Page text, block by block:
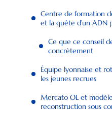
Centre de formation
et la quête d’un ADN
Ce que ce conseil
concrètement
Équipe lyonnaise et
les jeunes recrues
Mercato OL et
reconstruction sous